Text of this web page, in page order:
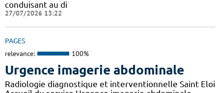
conduisant au di
27/07/2026 13:22
PAGES
relevance: 100%
Urgence imagerie abdominale
Radiologie diagnostique et interventionnelle Saint Eloi